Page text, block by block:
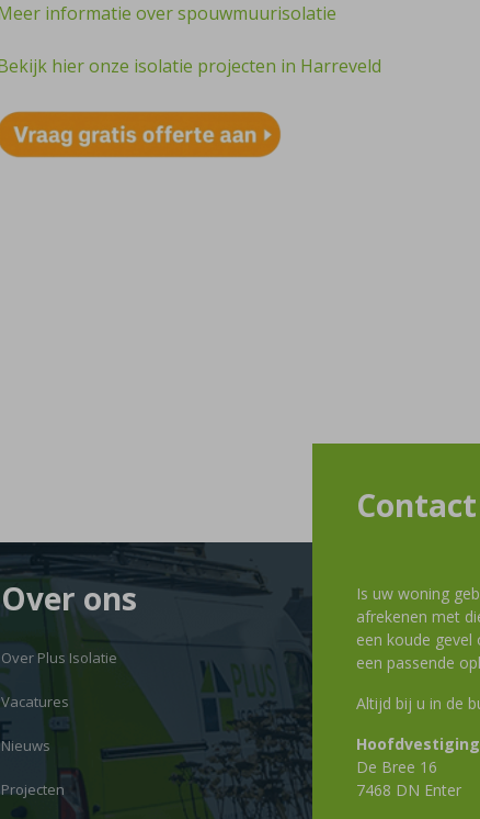
informatie over spouwmuurisolatie
hier onze isolatie projecten in Harreveld
Over ons
Over Plus Isolatie
Vacatures
Nieuws
Projecten
Contact
Is uw woning
afrekenen met
een koude
een passende
Altijd bij u in de
De Bree 16
7468 DN Enter